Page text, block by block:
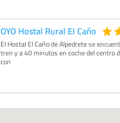
OYO Hostal Rural El Caño
El Hostal El Caño de Alpedrete se
tren y a 40 minutos en coche del centro
con